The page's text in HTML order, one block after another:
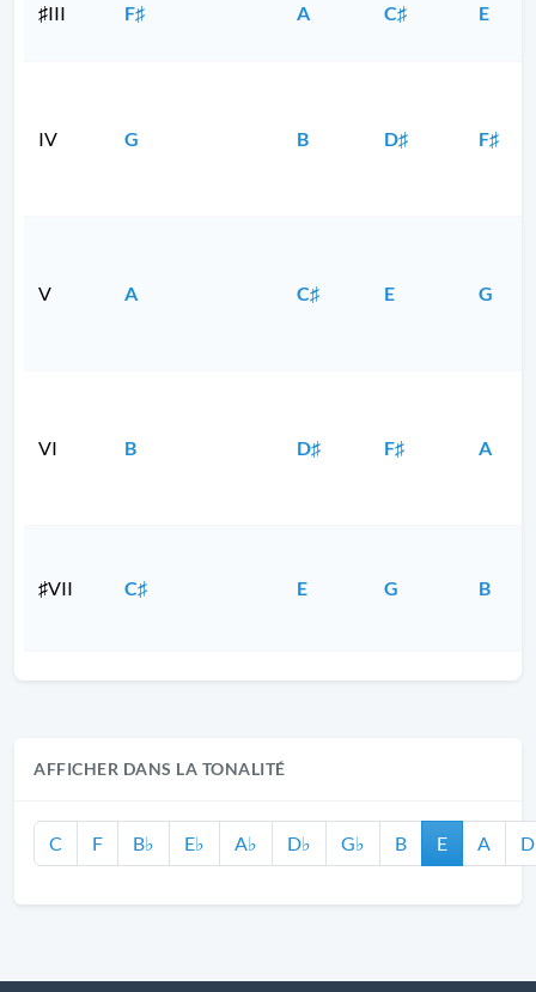
♯III F♯ A C♯ E
IV G B D♯ F♯
V A C♯ E G
VI B D♯ F♯ A
♯VII C♯ E G B
AFFICHER DANS LA TONALITÉ
C F B♭ E♭ A♭ D♭ G♭ B E A D